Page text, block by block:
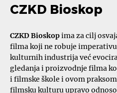
CZKD Bioskop
CZKD Bioskopima za cilj
filma koji ne robuje
kulturnih industrija već
gledanja i proizvodnje filma
i filmske škole i ovom
filmsku kulturu upravo